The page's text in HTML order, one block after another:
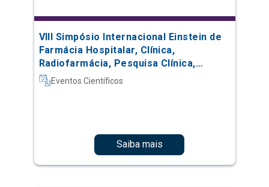
VIII Simpósio Internacional Einstein de
Farmácia Hospitalar, Clínica,
Radiofarmácia, Pesquisa Clínica,
Automação e Oncologia
Eventos Científicos
Saiba mais